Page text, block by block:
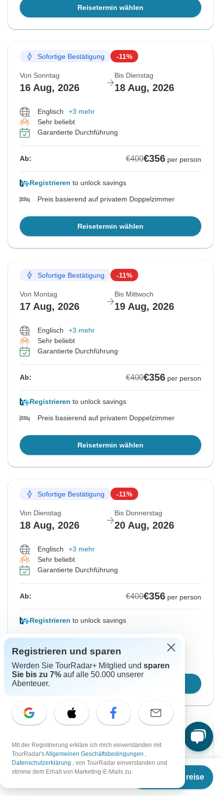
Ab€400
Termine & Preise
Reisetermin wählen
Sofortige Bestätigung -11%
Von Sonntag
16 Aug, 2026
Bis Dienstag
18 Aug, 2026
Englisch
+3 mehr
Sehr beliebt
Garantierte Durchführung
Ab: €400€356 per person
Registrieren to unlock savings
Preis basierend auf privatem Doppelzimmer
Reisetermin wählen
Sofortige Bestätigung -11%
Von Montag
17 Aug, 2026
Bis Mittwoch
19 Aug, 2026
Englisch
+3 mehr
Sehr beliebt
Garantierte Durchführung
Ab: €400€356 per person
Registrieren to unlock savings
Preis basierend auf privatem Doppelzimmer
Reisetermin wählen
Sofortige Bestätigung -11%
Von Dienstag
18 Aug, 2026
Bis Donnerstag
20 Aug, 2026
Englisch
+3 mehr
Sehr beliebt
Garantierte Durchführung
Ab: €400€356 per person
Registrieren to unlock savings
Preis basierend auf privatem Doppelzimmer
Platz für 48 Std reservieren
Von Mittwoch
19 Aug, 2026
Bis Freitag
21 Aug, 2026
Englisch
+3 mehr
Registrieren und sparen
Werden Sie TourRadar+ Mitglied und sparen
Sie bis zu 7% auf alle 50.000 unserer
Abenteuer.
Mit der Registrierung erkläre ich mich einverstanden mit
TourRadar'sAllgemeinen Geschäftsbedingungen ,
Datenschutzerklärung , von TourRadar einverstanden und
stimme dem Erhalt von Marketing-E-Mails zu.